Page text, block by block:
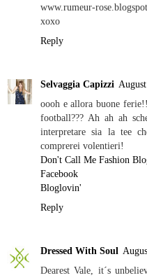
www.rumeur-
xoxo
Reply
Selvaggia Capizzi
oooh e allora buone
football??? Ah ah ah
interpretare sia la tee
comprerei volentieri!
Don't Call Me Fashion
Facebook
Bloglovin'
Reply
Dressed With Soul
Dearest Vale, it´s